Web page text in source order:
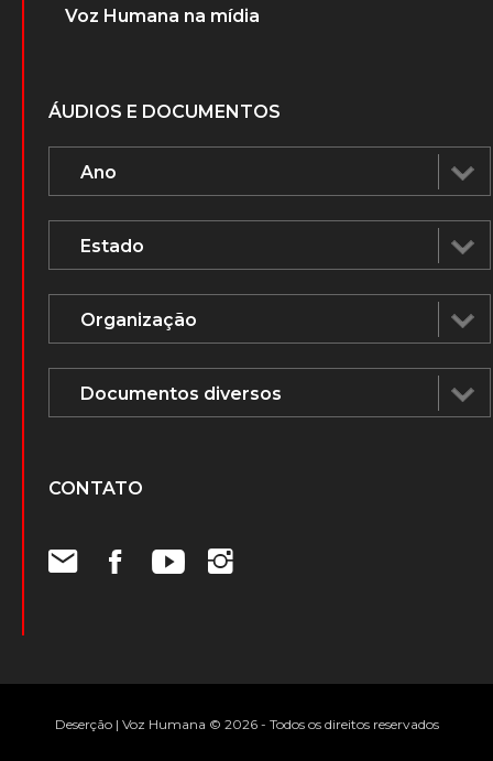
Voz Humana na mídia
ÁUDIOS E DOCUMENTOS
CONTATO
Deserção | Voz Humana © 2026 - Todos os direitos reservados